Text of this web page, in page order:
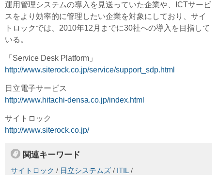
運用管理システムの導入を見送っていた企業や、ICTサービ
スをより効率的に管理したい企業を対象にしており、サイ
トロックでは、2010年12月までに30社への導入を目指して
いる。
「Service Desk Platform」
http://www.siterock.co.jp/service/support_sdp.html
日立電子サービス
http://www.hitachi-densa.co.jp/index.html
サイトロック
http://www.siterock.co.jp/
関連キーワード
サイトロック / 日立システムズ / ITIL /